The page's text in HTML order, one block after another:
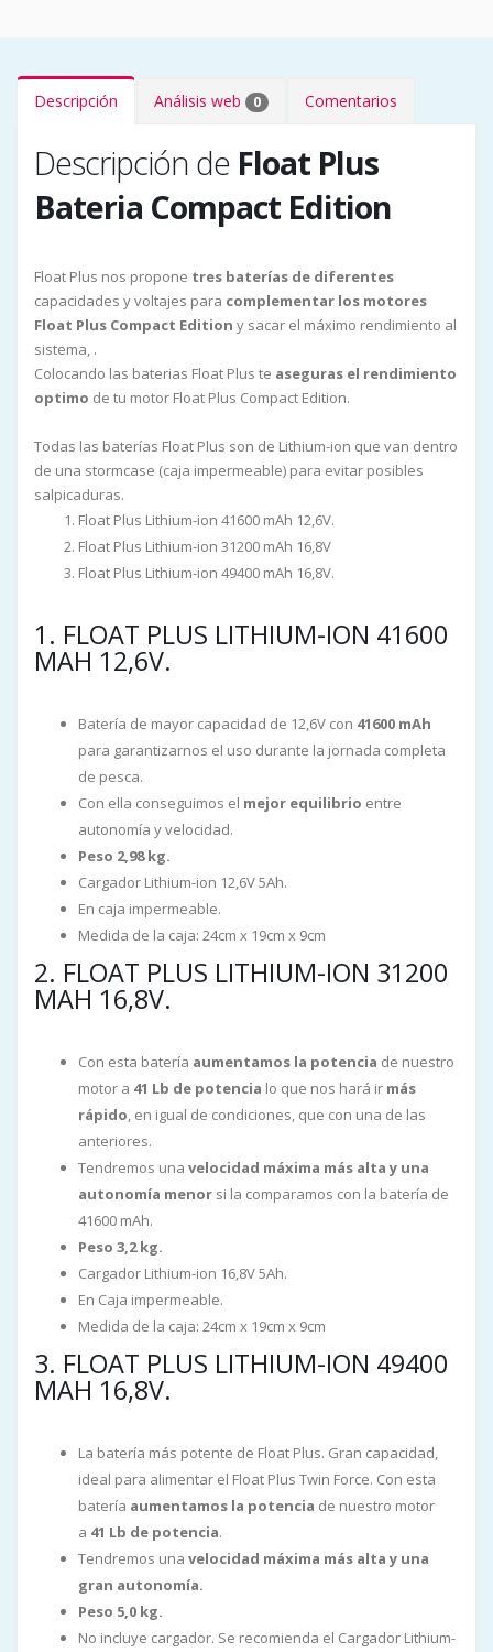
Descripción Análisis web 0 Comentarios
Descripción de Float Plus
Bateria Compact Edition
Float Plus nos propone tres baterías de diferentes
capacidades y voltajes para complementar los motores
Float Plus Compact Edition y sacar el máximo rendimiento al
sistema, .
Colocando las baterias Float Plus te aseguras el rendimiento
optimo de tu motor Float Plus Compact Edition.
Todas las baterías Float Plus son de Lithium-ion que van dentro
de una stormcase (caja impermeable) para evitar posibles
salpicaduras.
Float Plus Lithium-ion 41600 mAh 12,6V.
Float Plus Lithium-ion 31200 mAh 16,8V
Float Plus Lithium-ion 49400 mAh 16,8V.
1. FLOAT PLUS LITHIUM-ION 41600
MAH 12,6V.
Batería de mayor capacidad de 12,6V con 41600 mAh
para garantizarnos el uso durante la jornada completa
de pesca.
Con ella conseguimos el mejor equilibrio entre
autonomía y velocidad.
Peso 2,98 kg.
Cargador Lithium-ion 12,6V 5Ah.
En caja impermeable.
Medida de la caja: 24cm x 19cm x 9cm
2. FLOAT PLUS LITHIUM-ION 31200
MAH 16,8V.
Con esta batería aumentamos la potencia de nuestro
motor a 41 Lb de potencia lo que nos hará ir más
rápido , en igual de condiciones, que con una de las
anteriores.
Tendremos una velocidad máxima más alta y una
autonomía menor si la comparamos con la batería de
41600 mAh.
Peso 3,2 kg.
Cargador Lithium-ion 16,8V 5Ah.
En Caja impermeable.
Medida de la caja: 24cm x 19cm x 9cm
3. FLOAT PLUS LITHIUM-ION 49400
MAH 16,8V.
La batería más potente de Float Plus. Gran capacidad,
ideal para alimentar el Float Plus Twin Force. Con esta
batería aumentamos la potencia de nuestro motor
a 41 Lb de potencia.
Tendremos una velocidad máxima más alta y una
gran autonomía.
Peso 5,0 kg.
No incluye cargador. Se recomienda el Cargador Lithium-